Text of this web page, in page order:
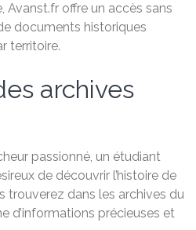
Avanst.fr offre un accès sans
documents historiques
territoire.
archives
passionné, un étudiant
de découvrir l’histoire de
trouverez dans les archives du
d’informations précieuses et